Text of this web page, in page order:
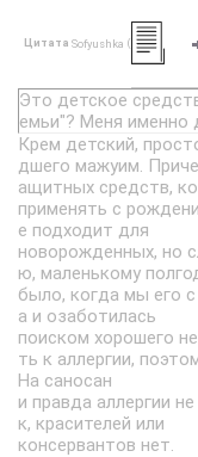
Цитата Sofyushka (
Это детское
емьи"? Меня именно
Крем детский,
дшего мажуим.
ащитных средств,
применять с
е подходит для
новорожденных, но
ю, маленькому
было, когда мы его
а и озаботилась
поиском хорошего
ть к аллергии,
На саносан
и правда аллергии
к, красителей или
консервантов нет.